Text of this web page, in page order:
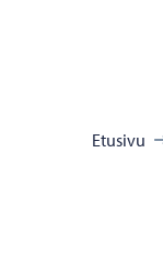
Etusivu